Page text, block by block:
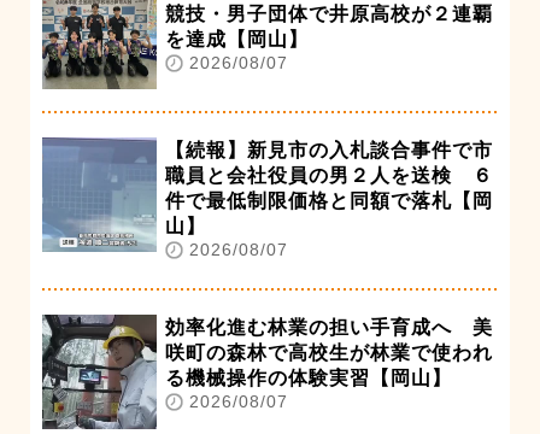
競技・男子団体で井原高校が２連覇
を達成【岡山】
2026/08/07
【続報】新見市の入札談合事件で市
職員と会社役員の男２人を送検 ６
件で最低制限価格と同額で落札【岡
山】
2026/08/07
効率化進む林業の担い手育成へ 美
咲町の森林で高校生が林業で使われ
る機械操作の体験実習【岡山】
2026/08/07